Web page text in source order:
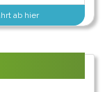
ab hier